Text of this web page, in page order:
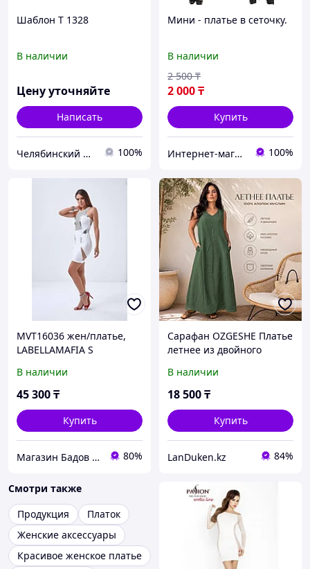
Шаблон Т 1328
В наличии
Цену уточняйте
Написать
Челябинский Завод 100%
Мини - платье в сеточку.
В наличии
2 000₸
2 500 ₸
Купить
Интернет-магазин "Love-Shop" 100%
MVT16036 жен/платье,
LABELLAMAFIA S
В наличии
45 300₸
Купить
Магазин Бадов и спортивного питания "Fitness Formula" 80%
Сарафан OZGESHE Платье
летнее из двойного
темно-зеленый 44-50
В наличии
18 500₸
Купить
LanDuken.kz 84%
Смотри также
Продукция
Платок
Женские аксессуары
Красивое женское платье